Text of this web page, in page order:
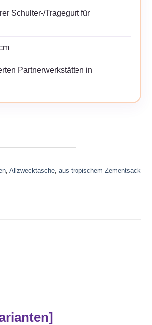
Schulter-/Tragegurt für
Partnerwerkstätten in
, Allzwecktasche, aus tropischem Zementsack